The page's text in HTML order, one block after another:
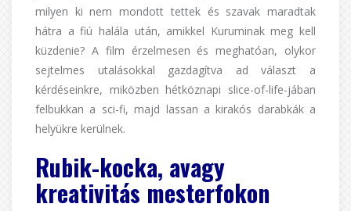
milyen ki nem mondott tettek és szavak maradtak
hátra a fiú halála után, amikkel Kuruminak meg kell
küzdenie? A film érzelmesen és meghatóan, olykor
sejtelmes utalásokkal gazdagítva ad választ a
kérdéseinkre, miközben hétköznapi slice-of-life-jában
felbukkan a sci-fi, majd lassan a kirakós darabkák a
helyükre kerülnek.
Rubik-kocka, avagy
kreativitás mesterfokon